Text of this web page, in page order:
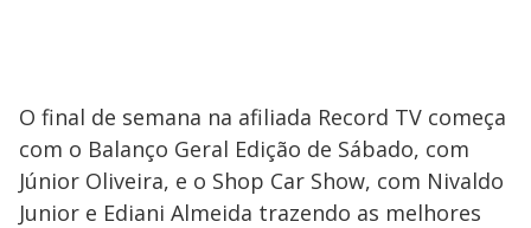
O final de semana na afiliada Record TV começa
com o Balanço Geral Edição de Sábado, com
Júnior Oliveira, e o Shop Car Show, com Nivaldo
Junior e Ediani Almeida trazendo as melhores